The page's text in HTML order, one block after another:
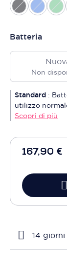
167,90 €
Batteria
Non
Standard :
utilizzo
Scopri di più
14